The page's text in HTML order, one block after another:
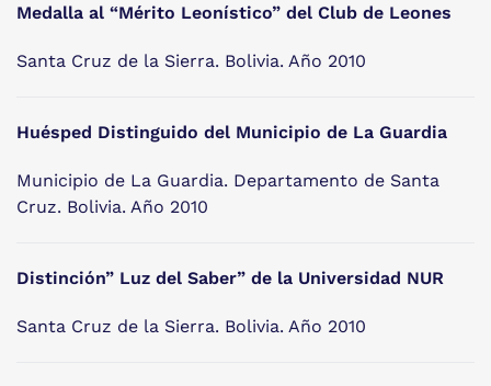
Medalla al “Mérito Leonístico” del Club de Leones
Santa Cruz de la Sierra. Bolivia. Año 2010
Huésped Distinguido del Municipio de La Guardia
Municipio de La Guardia. Departamento de Santa
Cruz. Bolivia. Año 2010
Distinción” Luz del Saber” de la Universidad NUR
Santa Cruz de la Sierra. Bolivia. Año 2010